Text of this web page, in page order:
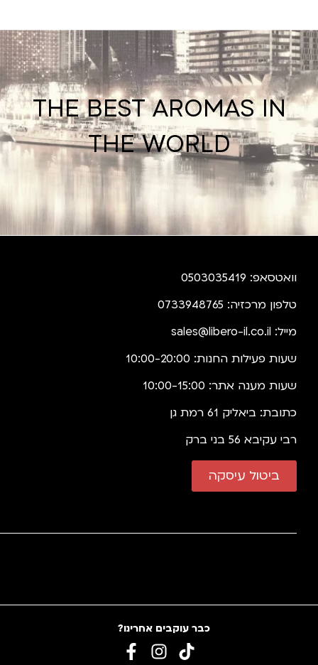
THE BEST AROMAS IN
THE WORLD
וואטסאפ: 0503035419
טלפון מרכזיה: 0733948765
מייל: sales@libero-il.co.il
שעות פעילות החנות: 10:00-20:00
שעות מענה אתר: 10:00-15:00
כתובת: ביאליק 61 רמת גן
רבי עקיבא 56 בני ברק
ביטול עיסקה
כבר עוקבים אחרינו?